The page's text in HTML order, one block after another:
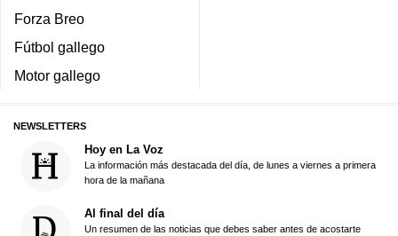
Forza Breo
Fútbol gallego
Motor gallego
NEWSLETTERS
Hoy en La Voz
La información más destacada del día, de lunes a viernes a primera
hora de la mañana
Al final del día
Un resumen de las noticias que debes saber antes de acostarte